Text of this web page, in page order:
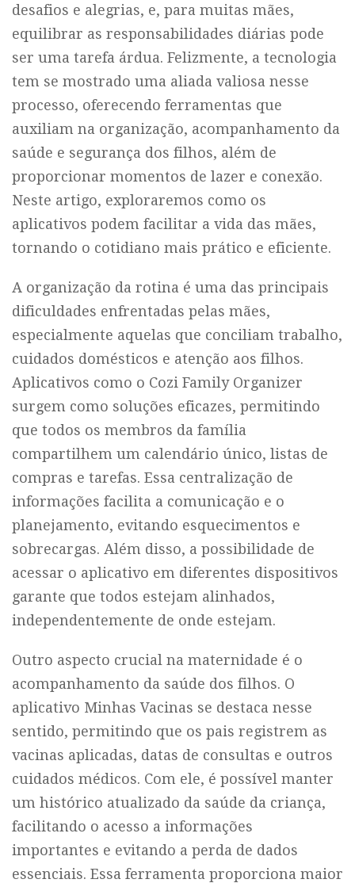
desafios e alegrias, e, para muitas mães,
equilibrar as responsabilidades diárias pode
ser uma tarefa árdua. Felizmente, a tecnologia
tem se mostrado uma aliada valiosa nesse
processo, oferecendo ferramentas que
auxiliam na organização, acompanhamento da
saúde e segurança dos filhos, além de
proporcionar momentos de lazer e conexão.
Neste artigo, exploraremos como os
aplicativos podem facilitar a vida das mães,
tornando o cotidiano mais prático e eficiente.
A organização da rotina é uma das principais
dificuldades enfrentadas pelas mães,
especialmente aquelas que conciliam trabalho,
cuidados domésticos e atenção aos filhos.
Aplicativos como o Cozi Family Organizer
surgem como soluções eficazes, permitindo
que todos os membros da família
compartilhem um calendário único, listas de
compras e tarefas. Essa centralização de
informações facilita a comunicação e o
planejamento, evitando esquecimentos e
sobrecargas. Além disso, a possibilidade de
acessar o aplicativo em diferentes dispositivos
garante que todos estejam alinhados,
independentemente de onde estejam.
Outro aspecto crucial na maternidade é o
acompanhamento da saúde dos filhos. O
aplicativo Minhas Vacinas se destaca nesse
sentido, permitindo que os pais registrem as
vacinas aplicadas, datas de consultas e outros
cuidados médicos. Com ele, é possível manter
um histórico atualizado da saúde da criança,
facilitando o acesso a informações
importantes e evitando a perda de dados
essenciais. Essa ferramenta proporciona maior